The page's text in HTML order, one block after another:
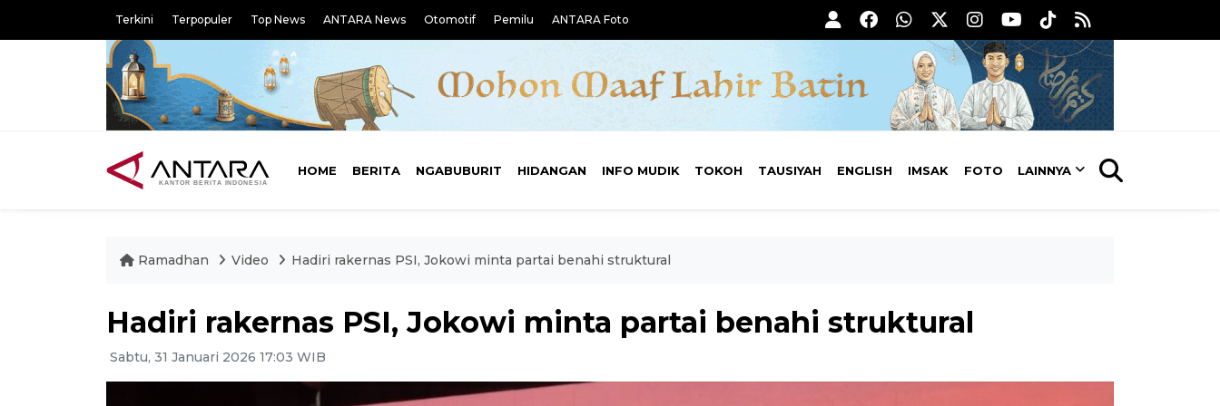
Terkini Terpopuler Top News ANTARA News Otomotif Pemilu ANTARA Foto
HOME BERITA NGABUBURIT HIDANGAN INFO MUDIK TOKOH TAUSIYAH ENGLISH IMSAK FOTO LAINNYA
Ramadhan Video Hadiri rakernas PSI, Jokowi minta partai benahi struktural
Hadiri rakernas PSI, Jokowi minta partai benahi struktural
Sabtu, 31 Januari 2026 17:03 WIB